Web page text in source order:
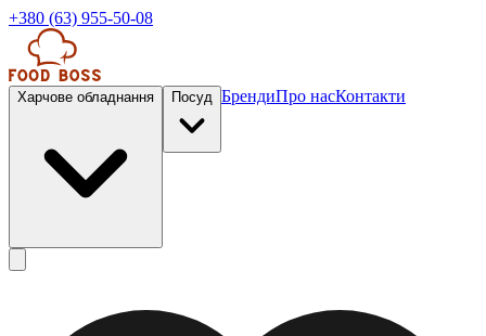
+380 (63) 955-50-08
Харчове обладнання Посуд БрендиПро насКонтакти